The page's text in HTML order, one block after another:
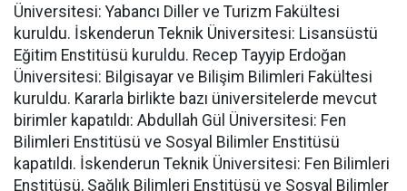
Üniversitesi: Yabancı Diller ve Turizm Fakültesi
kuruldu. İskenderun Teknik Üniversitesi: Lisansüstü
Eğitim Enstitüsü kuruldu. Recep Tayyip Erdoğan
Üniversitesi: Bilgisayar ve Bilişim Bilimleri Fakültesi
kuruldu. Kararla birlikte bazı üniversitelerde mevcut
birimler kapatıldı: Abdullah Gül Üniversitesi: Fen
Bilimleri Enstitüsü ve Sosyal Bilimler Enstitüsü
kapatıldı. İskenderun Teknik Üniversitesi: Fen Bilimleri
Enstitüsü, Sağlık Bilimleri Enstitüsü ve Sosyal Bilimler